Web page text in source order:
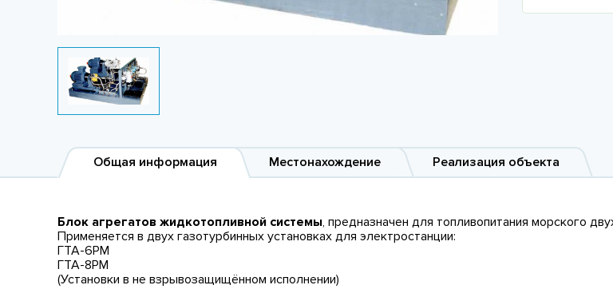
Общая информация Местонахождение Реализация объекта
Блок агрегатов жидкотопливной системы, предназначен для топливопитания морского
Применяется в двух газотурбинных установках для электростанции:
ГТА-6РМ
ГТА-8РМ
(Установки в не взрывозащищённом исполнении)